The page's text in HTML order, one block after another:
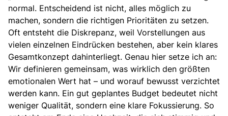
normal. Entscheidend ist nicht, alles möglich zu
machen, sondern die richtigen Prioritäten zu setzen.
Oft entsteht die Diskrepanz, weil Vorstellungen aus
vielen einzelnen Eindrücken bestehen, aber kein klares
Gesamtkonzept dahinterliegt. Genau hier setze ich an:
Wir definieren gemeinsam, was wirklich den größten
emotionalen Wert hat – und worauf bewusst verzichtet
werden kann. Ein gut geplantes Budget bedeutet nicht
weniger Qualität, sondern eine klare Fokussierung. So